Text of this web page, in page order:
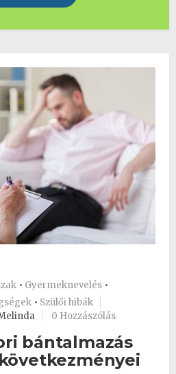
• Gyermeknevelés •
• Szülői hibák
0 Hozzászólás
bántalmazás